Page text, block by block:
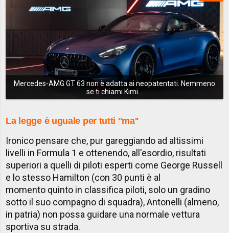
Mercedes-AMG GT 63 non è adatta ai neopatentati. Nemmeno
se ti chiami Kimi...
La legge è uguale per tutti ''ma''
Ironico pensare che, pur gareggiando ad altissimi
livelli in Formula 1 e ottenendo, all'esordio, risultati
superiori a quelli di piloti esperti come George Russell
e lo stesso Hamilton (con 30 punti è al
momento quinto in classifica piloti, solo un gradino
sotto il suo compagno di squadra), Antonelli (almeno,
in patria) non possa guidare una normale vettura
sportiva su strada.